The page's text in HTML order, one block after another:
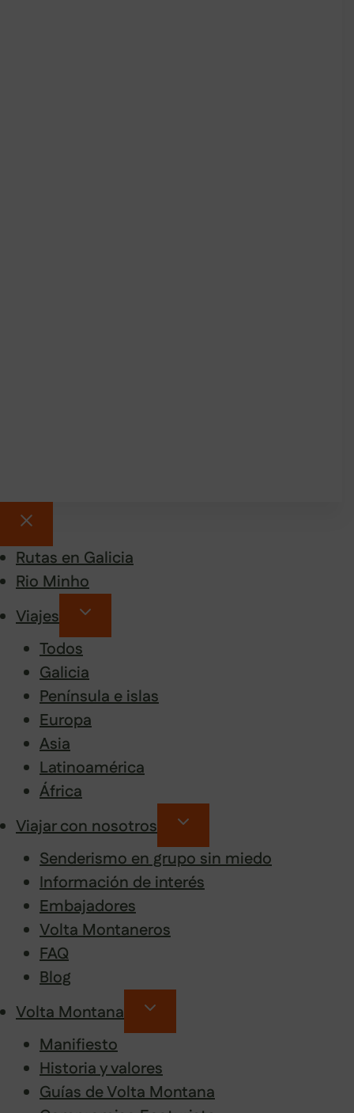
Rutas en Galicia
Rio Minho
Viajes
Todos
Galicia
Península e islas
Europa
Asia
Latinoamérica
África
Viajar con nosotros
Senderismo en grupo sin miedo
Información de interés
Embajadores
Volta Montaneros
FAQ
Blog
Volta Montana
Manifiesto
Historia y valores
Guías de Volta Montana